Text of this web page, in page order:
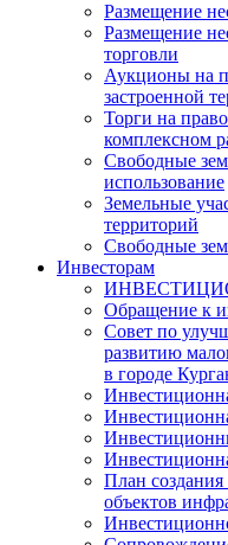
Размещение
Размещение
торговли
Аукционы на
застроенной
Торги на
комплексном
Свободные
использование
Земельные
территорий
Свободные
Инвесторам
Обращение к
Совет по
развитию
в городе
План
объектов